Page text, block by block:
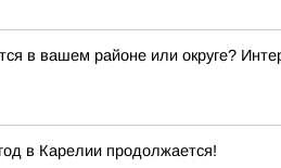
в вашем районе или округе?
в Карелии продолжается!